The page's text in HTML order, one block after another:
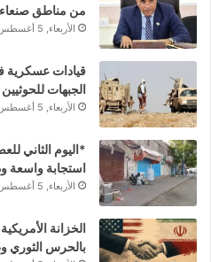
من مناطق صنعاء
الأربعاء, 5 أغسطس 2026 - 8:00 م
قيادات عسكرية
الجبهات
الأربعاء, 5 أغسطس 2026 - 7:45 م
*اليوم الثاني
استجابة واسعة
الأربعاء, 5 أغسطس 2026 - 7:30 م
الخزانة
بالحرس الثوري